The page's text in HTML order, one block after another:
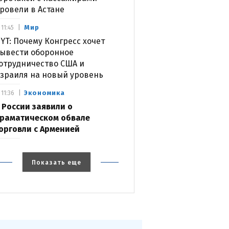
в Астане
Мир
Почему Конгресс хочет
оборонное
США и
на новый уровень
11:45
Экономика
России заявили о
обвале
с Арменией
11:36
Показать еще